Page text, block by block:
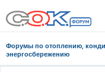
Форумы по отоплению,
энергосбережению